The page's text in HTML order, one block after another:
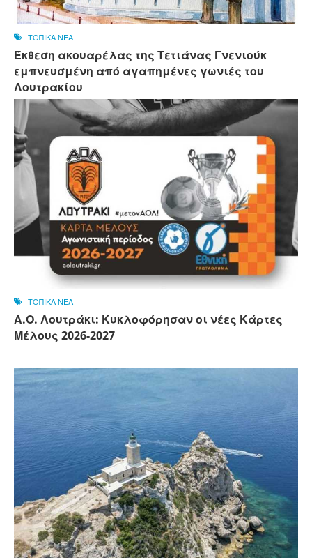
ΤΟΠΙΚΑ ΝΕΑ
Έκθεση ακουαρέλας της Τετιάνας Γνενιούκ
εμπνευσμένη από αγαπημένες γωνιές του
Λουτρακίου
ΤΟΠΙΚΑ ΝΕΑ
Α.Ο. Λουτράκι: Κυκλοφόρησαν οι νέες Κάρτες
Μέλους 2026-2027